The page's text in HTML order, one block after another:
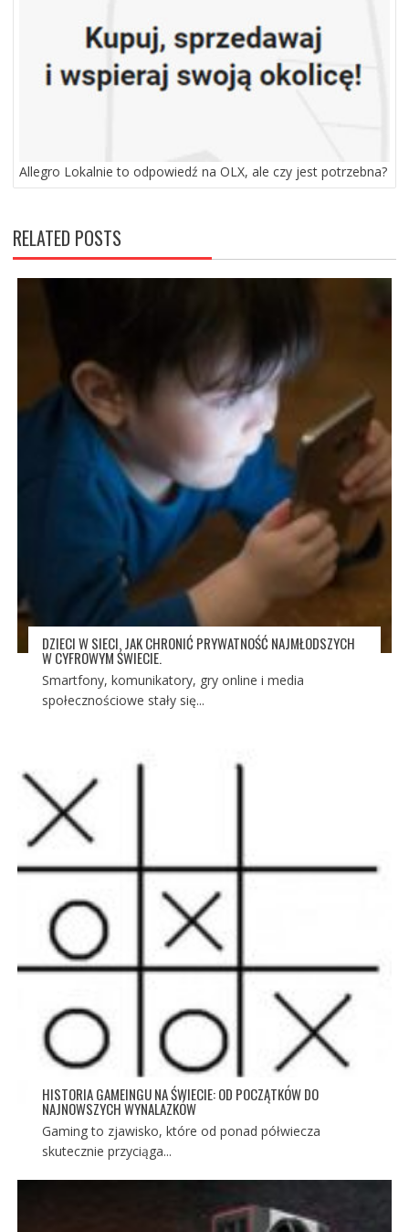
Allegro Lokalnie to odpowiedź na OLX, ale czy jest potrzebna?
RELATED POSTS
DZIECI W SIECI. JAK CHRONIĆ PRYWATNOŚĆ NAJMŁODSZYCH
W CYFROWYM ŚWIECIE.
Smartfony, komunikatory, gry online i media
społecznościowe stały się...
HISTORIA GAMEINGU NA ŚWIECIE: OD POCZĄTKÓW DO
NAJNOWSZYCH WYNALAZKÓW
Gaming to zjawisko, które od ponad półwiecza
skutecznie przyciąga...